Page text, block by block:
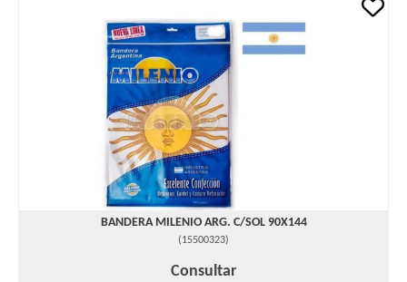
BANDERA MILENIO ARG. C/SOL 90X144
(15500323)
Consultar